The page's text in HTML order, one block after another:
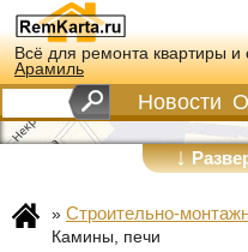
Всё для ремонта квартиры
Арамиль
Новости
↓
» Строительно-
Камины, печи